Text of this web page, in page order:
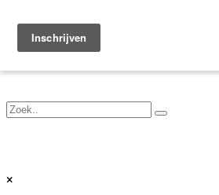
Toggle navigation
×